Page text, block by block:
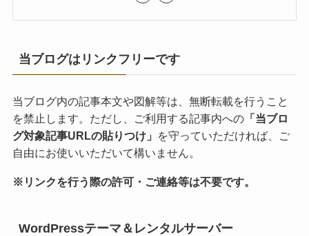
当ブログはリンクフリーです
当ブログ内の記事本文や図解等は、無断転載を行うこと
を禁止します。ただし、ご利用する記事内への「当ブロ
グ対象記事URLの貼りつけ」
を守っていただければ、ご
自由にお使いいただいて構いません。
※リンクを行う際の許可・ご連絡等は不要です。
WordPressテーマ＆レンタルサーバー